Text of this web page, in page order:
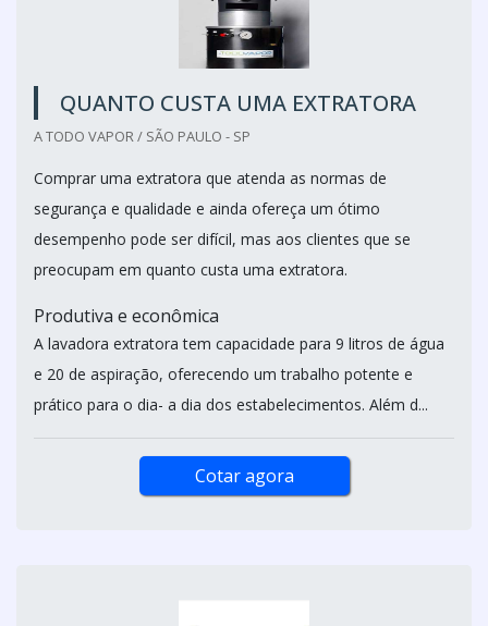
QUANTO CUSTA UMA EXTRATORA
A TODO VAPOR / SÃO PAULO - SP
Comprar uma extratora que atenda as normas de
segurança e qualidade e ainda ofereça um ótimo
desempenho pode ser difícil, mas aos clientes que se
preocupam em quanto custa uma extratora.
Produtiva e econômica
A lavadora extratora tem capacidade para 9 litros de água
e 20 de aspiração, oferecendo um trabalho potente e
prático para o dia- a dia dos estabelecimentos. Além d...
Cotar agora